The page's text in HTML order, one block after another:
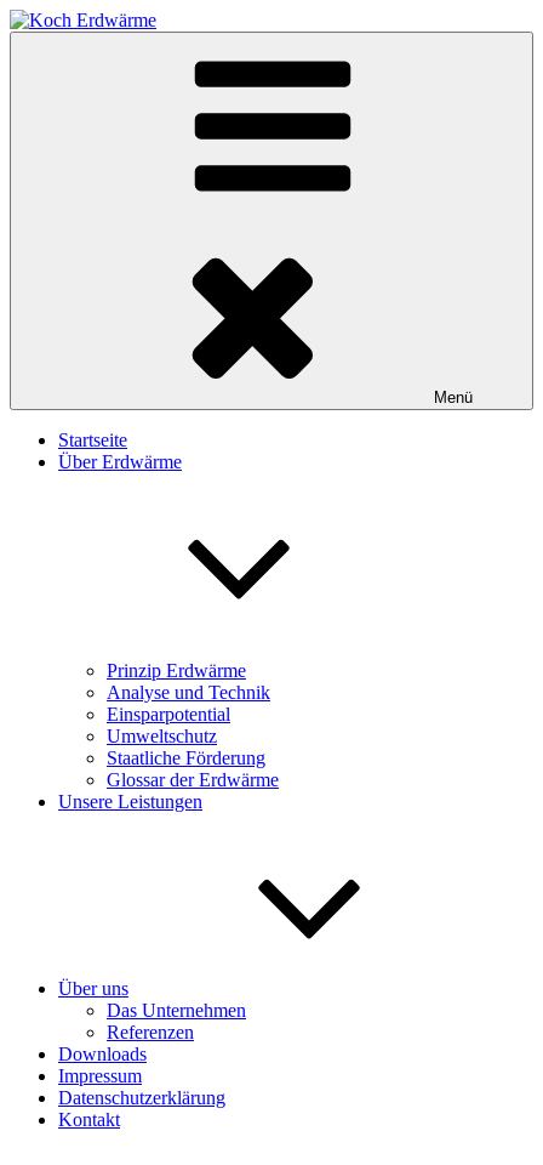
Zum
Inhalt
Koch Erdwärme
Erdwärme-Bohrungen Christian Koch GmbH
Menü
Startseite
Über Erdwärme
Prinzip Erdwärme
Analyse und Technik
Einsparpotential
Umweltschutz
Staatliche Förderung
Glossar der Erdwärme
Unsere Leistungen
Über uns
Das Unternehmen
Referenzen
Downloads
Impressum
Datenschutzerklärung
Kontakt